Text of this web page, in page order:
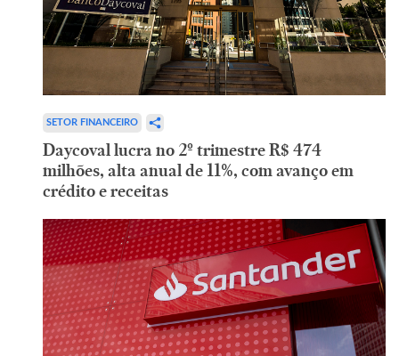
SETOR FINANCEIRO
Daycoval lucra no 2º trimestre R$ 474
milhões, alta anual de 11%, com avanço em
crédito e receitas